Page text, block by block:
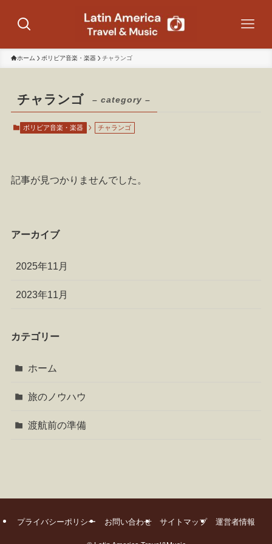
ホーム ボリビア音楽・楽器 チャランゴ
チャランゴ – category –
ボリビア音楽・楽器 チャランゴ
記事が見つかりませんでした。
アーカイブ
2025年11月
2023年11月
カテゴリー
ホーム
旅のノウハウ
渡航前の準備
プライバシーポリシー お問い合わせ サイトマップ 運営者情報